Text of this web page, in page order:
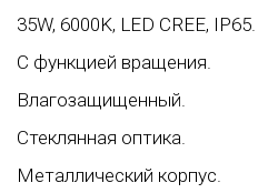
35W, 6000K, LED CREE, IP65.
С функцией вращения.
Влагозащищенный.
Стеклянная оптика.
Металлический корпус.